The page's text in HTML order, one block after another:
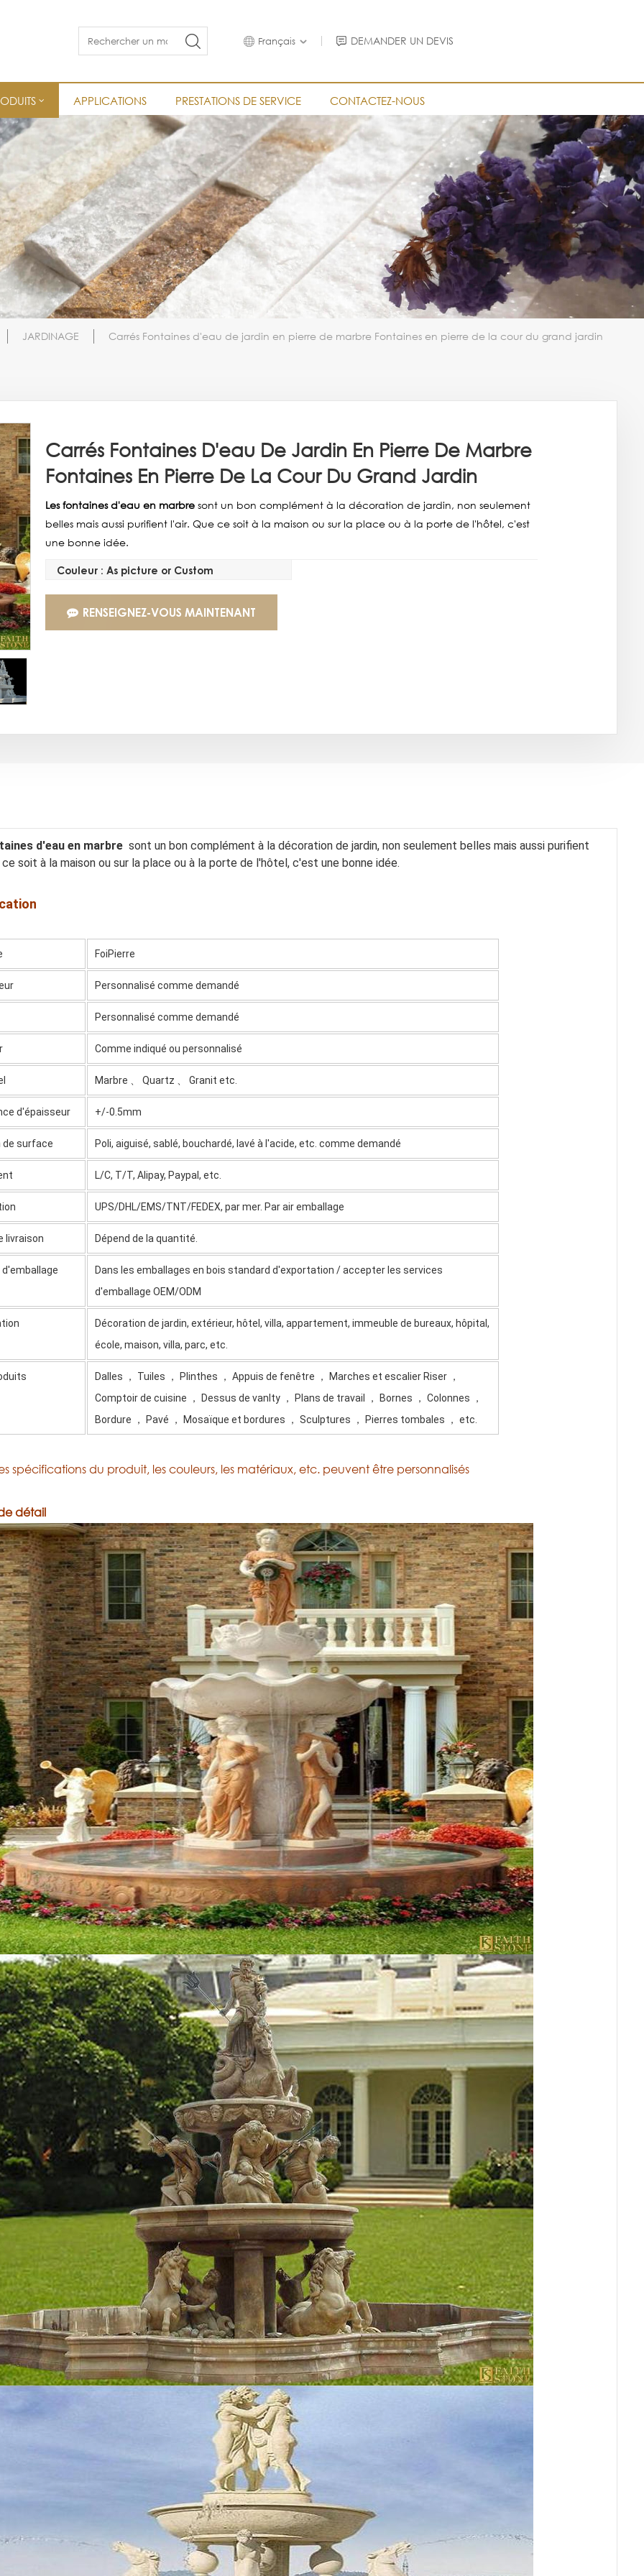
Français DEMANDER UN DEVIS
APPLICATIONS PRESTATIONS DE SERVICE CONTACTEZ-NOUS
JARDINAGE Carrés Fontaines d'eau de jardin en pierre de marbre Fontaines en pierre de la cour du grand jardin
Carrés Fontaines D'eau De Jardin En Pierre De Marbre
Fontaines En Pierre De La Cour Du Grand Jardin
Les fontaines d'eau en marbresont un bon complément à la décoration de jardin, non seulement
belles mais aussi purifient l'air. Que ce soit à la maison ou sur la place ou à la porte de l'hôtel, c'est
une bonne idée.
Couleur : As picture or Custom
RENSEIGNEZ-VOUS MAINTENANT
d'eau en marbre sont un bon complément à la décoration de jardin, non seulement belles mais aussi purifient
ce soit à la maison ou sur la place ou à la porte de l'hôtel, c'est une bonne idée.
FoiPierre
Personnalisé comme demandé
Personnalisé comme demandé
Comme indiqué ou personnalisé
Marbre 、 Quartz 、 Granit etc.
d'épaisseur +/-0.5mm
de surface Poli, aiguisé, sablé, bouchardé, lavé à l'acide, etc. comme demandé
L/C, T/T, Alipay, Paypal, etc.
UPS/DHL/EMS/TNT/FEDEX, par mer. Par air emballage
livraison Dépend de la quantité.
d'emballage Dans les emballages en bois standard d'exportation/accepter les services
d'emballage OEM/ODM
Décoration de jardin, extérieur, hôtel, villa, appartement, immeuble de bureaux, hôpital,
école, maison, villa, parc, etc.
Dalles ， Tuiles ， Plinthes ， Appuis de fenêtre ， Marches et escalier Riser ，
Comptoir de cuisine ， Dessus de vanlty ， Plans de travail ， Bornes ， Colonnes ，
Bordure ， Pavé ， Mosaïque et bordures ， Sculptures ， Pierres tombales ， etc.
spécifications du produit, les couleurs, les matériaux, etc. peuvent être personnalisés
détail